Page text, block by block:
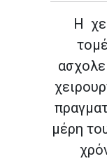
Η
μέρη